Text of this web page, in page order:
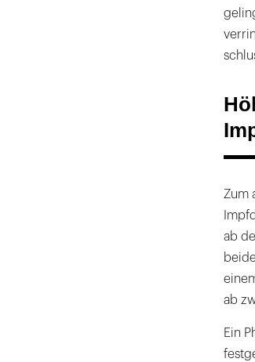
Zum
ab
ab
Ein